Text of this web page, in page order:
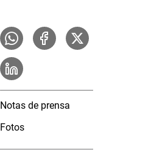
Notas de prensa
Fotos